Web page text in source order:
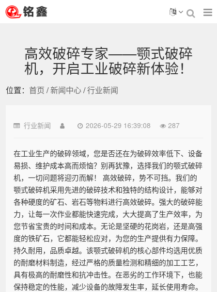
高效破碎专家——颚式破碎
机，开启工业破碎新体验！
位置： 首页 /新闻中心/行业新闻
行业新闻 2026-05-29 16:39:08 287
在工业生产的破碎领域，您是否还在为破碎效率低下、设备
易损、维护成本高而烦恼？别再犹豫，选择我们的颚式破碎
机，一切问题将迎刃而解！ 高效破碎，势不可挡。我们的
颚式破碎机采用先进的破碎技术和独特的结构设计，能够对
各种硬度的矿石、岩石等物料进行高效破碎。强大的破碎能
力，让每一次作业都能快速完成，大大提高了生产效率，为
您节省宝贵的时间和成本。无论是坚硬的花岗岩，还是高强
度的铁矿石，它都能轻松应对，为您的生产提供有力保障。
持久耐用，品质卓越。该颚式破碎机的核心部件均选用优质
的耐磨材料制造，经过严格的质量检测和精细的加工工艺，
具有极高的耐磨性和抗冲击性。在恶劣的工作环境下，也能
保持稳定的性能，减少设备的故障发生率，延长使用寿命。